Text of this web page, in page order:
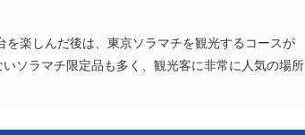
楽しんだ後は、東京ソラマチを観光するコースが
ソラマチ限定品も多く、観光客に非常に人気の場所